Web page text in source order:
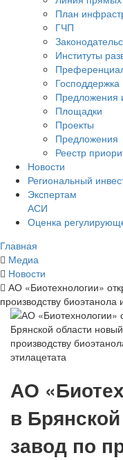
План
ГЧП
Институты
Господдержка
Предложения
Площадки
Проекты
Предложения
Реестр
Новости
Региональный
Экспертам
АСИ
Оценка
Главная
Медиа
Новости
АО «Биотехнологии»
производству биоэтанола
АО
в
завод по